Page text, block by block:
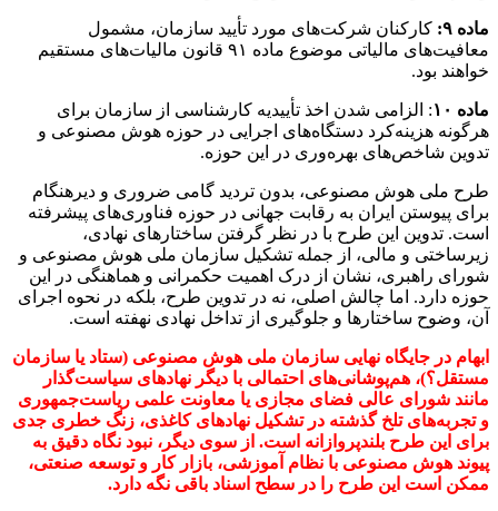
ماده ۹:
کارکنان شرکت‌های مورد تأیید سازمان، مشمول
معافیت‌های مالیاتی موضوع ماده ۹۱ قانون مالیات‌های مستقیم
خواهند بود.
ماده ۱۰
: الزامی شدن اخذ تأییدیه کارشناسی از سازمان برای
هرگونه هزینه‌کرد دستگاه‌های اجرایی در حوزه هوش مصنوعی و
تدوین شاخص‌های بهره‌وری در این حوزه.
طرح ملی هوش مصنوعی، بدون تردید گامی ضروری و دیرهنگام
برای پیوستن ایران به رقابت جهانی در حوزه فناوری‌های پیشرفته
است. تدوین این طرح با در نظر گرفتن ساختارهای نهادی،
زیرساختی و مالی، از جمله تشکیل سازمان ملی هوش مصنوعی و
شورای راهبری، نشان از درک اهمیت حکمرانی و هماهنگی در این
حوزه دارد. اما چالش اصلی، نه در تدوین طرح، بلکه در نحوه اجرای
آن، وضوح ساختارها و جلوگیری از تداخل نهادی نهفته است.
ابهام در جایگاه نهایی سازمان ملی هوش مصنوعی (ستاد یا سازمان
مستقل؟)، هم‌پوشانی‌های احتمالی با دیگر نهادهای سیاست‌گذار
مانند شورای عالی فضای مجازی یا معاونت علمی ریاست‌جمهوری
و تجربه‌های تلخ گذشته در تشکیل نهادهای کاغذی، زنگ خطری جدی
برای این طرح بلندپروازانه است. از سوی دیگر، نبود نگاه دقیق به
پیوند هوش مصنوعی با نظام آموزشی، بازار کار و توسعه صنعتی،
ممکن است این طرح را در سطح اسناد باقی نگه دارد.